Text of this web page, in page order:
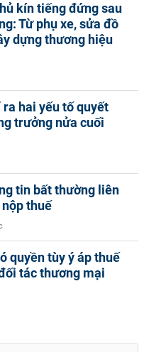
kín tiếng đứng sau
Từ phụ xe, sửa đồ
dựng thương hiệu
ra hai yếu tố quyết
trưởng nửa cuối
tin bất thường liên
thuế
quyền tùy ý áp thuế
tác thương mại